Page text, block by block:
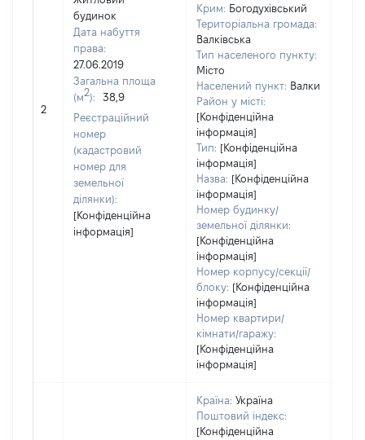
2
будинок
Дата набуття
права:
27.06.2019
Загальна площа
(м2):
38,9
Реєстраційний
номер
(кадастровий
номер для
земельної
ділянки):
[Конфіденційна
інформація]
Крим: Богодухівський
Територіальна громада:
Валківська
Тип населеного пункту:
Місто
Населений пункт: Валки
Район у місті:
[Конфіденційна
інформація]
Тип: [Конфіденційна
інформація]
Назва: [Конфіденційна
інформація]
Номер будинку/
земельної ділянки:
[Конфіденційна
інформація]
Номер корпусу/секції/
блоку: [Конфіденційна
інформація]
Номер квартири/
кімнати/гаражу:
[Конфіденційна
інформація]
Країна: Україна
Поштовий індекс:
[Конфіденційна